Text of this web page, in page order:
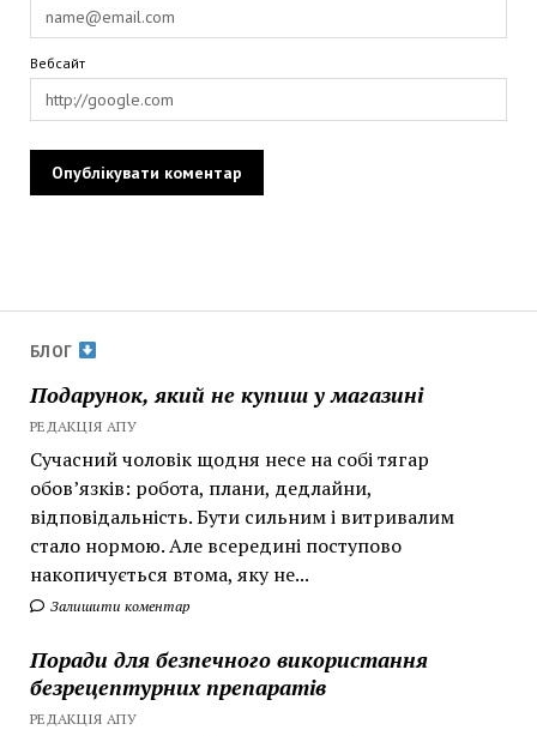
БЛОГ
Подарунок, який не купиш у магазині
РЕДАКЦІЯ АПУ
Сучасний чоловік щодня несе на собі тягар
обов’язків: робота, плани, дедлайни,
відповідальність. Бути сильним і витривалим
стало нормою. Але всередині поступово
накопичується втома, яку не...
Залишити коментар
Поради для безпечного використання
безрецептурних препаратів
РЕДАКЦІЯ АПУ
Вебсайт